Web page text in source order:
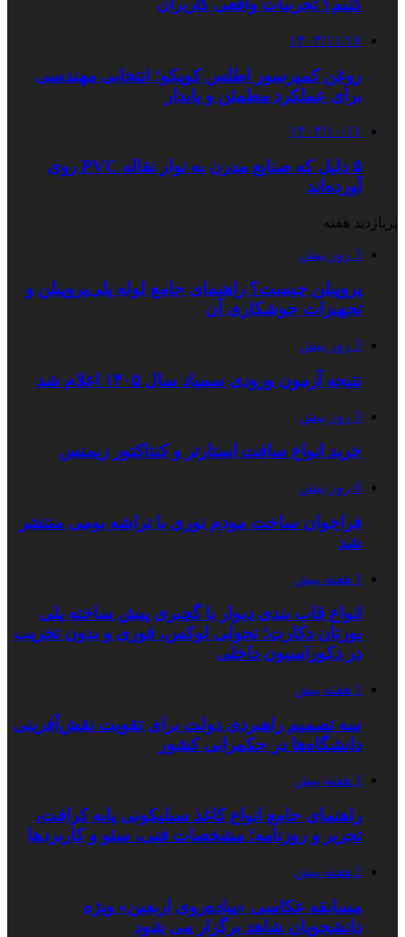
کنیم؟ تجربیات واقعی کاربران
۱۴۰۳/۱۱/۱۷
روغن کمپرسور اطلس کوپکو؛ انتخابی مهندسی
برای عملکرد مطمئن و پایدار
۱۴۰۳/۱۰/۱۱
۵ دلیل که صنایع مدرن به نوار نقاله PVC روی
آورده‌اند
پربازدید هفته
3 روز پیش
پروپیلن چیست؟ راهنمای جامع لوله پلی‌پروپیلن و
تجهیزات جوشکاری آن
3 روز پیش
نتیجه آزمون ورودی سمپاد سال ۱۴۰۵ اعلام شد
3 روز پیش
خرید انواع سافت استارتر و کنتاکتور زیمنس
6 روز پیش
فراخوان ساخت مودم نوری با تراشه بومی منتشر
شد
1 هفته پیش
انواع قاب بندی دیوار با گچبری پیش ساخته پلی
یورتان دکارت؛ تحولی لوکس، فوری و بدون تخریب
در دکوراسیون داخلی
1 هفته پیش
سه تصمیم راهبردی دولت برای تقویت نقش‌آفرینی
دانشگاه‌ها در حکمرانی کشور
1 هفته پیش
راهنمای جامع انواع کاغذ سیلیکونی پایه کرافت،
تحریر و روزنامه؛ مشخصات فنی، سئو و کاربردها
2 هفته پیش
مسابقه عکاسی «پیاده‌روی اربعین» ویژه
دانشجویان شاهد برگزار می شود